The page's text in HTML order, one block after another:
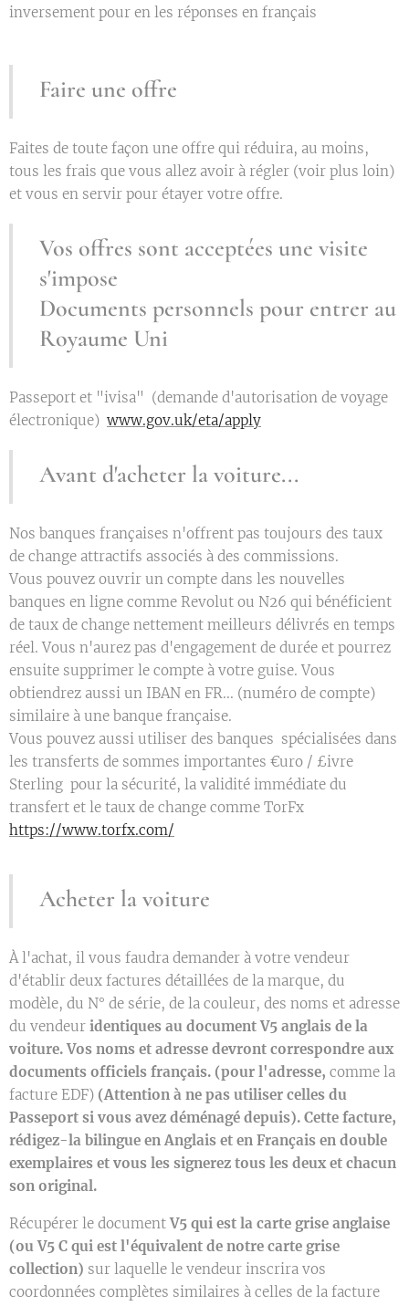
inversement pour en les réponses en français
Faire une offre
Faites de toute façon une offre qui réduira, au moins,
tous les frais que vous allez avoir à régler (voir plus loin)
et vous en servir pour étayer votre offre.
Vos offres sont acceptées une visite
s'impose
Documents personnels pour entrer au
Royaume Uni
Passeport et "ivisa" (demande d'autorisation de voyage
électronique) www.gov.uk/eta/apply
Avant d'acheter la voiture...
Nos banques françaises n'offrent pas toujours des taux
de change attractifs associés à des commissions.
Vous pouvez ouvrir un compte dans les nouvelles
banques en ligne comme Revolut ou N26 qui bénéficient
de taux de change nettement meilleurs délivrés en temps
réel. Vous n'aurez pas d'engagement de durée et pourrez
ensuite supprimer le compte à votre guise. Vous
obtiendrez aussi un IBAN en FR... (numéro de compte)
similaire à une banque française.
Vous pouvez aussi utiliser des banques spécialisées dans
les transferts de sommes importantes €uro / £ivre
Sterling pour la sécurité, la validité immédiate du
transfert et le taux de change comme TorFx
https://www.torfx.com/
Acheter la voiture
À l'achat, il vous faudra demander à votre vendeur
d'établir deux factures détaillées de la marque, du
modèle, du N° de série, de la couleur, des noms et adresse
du vendeur identiques au document V5 anglais de la
voiture. Vos noms et adresse devront correspondre aux
documents officiels français. (pour l'adresse, comme la
facture EDF) (Attention à ne pas utiliser celles du
Passeport si vous avez déménagé depuis). Cette facture,
rédigez-la bilingue en Anglais et en Français en double
exemplaires et vous les signerez tous les deux et chacun
son original.
Récupérer le documentV5 qui est la carte grise anglaise
(ou V5 C qui est l'équivalent de notre carte grise
collection) sur laquelle le vendeur inscrira vos
coordonnées complètes similaires à celles de la facture